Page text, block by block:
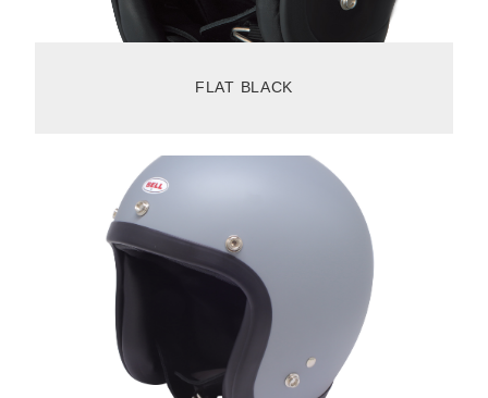
FLAT BLACK